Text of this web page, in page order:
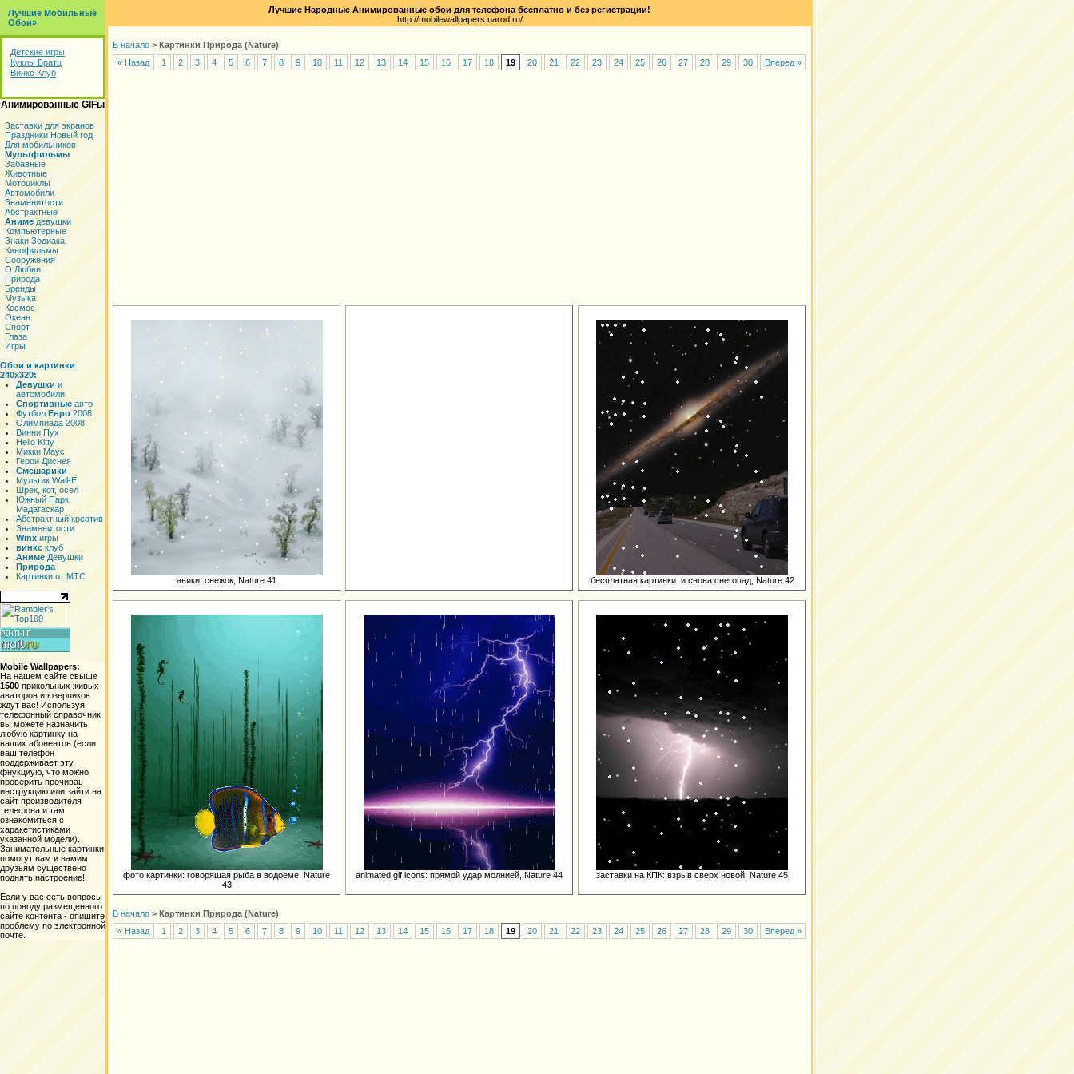
Лучшие Мобильные
Обои»
Детские игры
Куклы Братц
Винкс Клуб
Анимированные GIFы
Заставки для экранов
Праздники Новый год
Для мобильников
Мультфильмы
Забавные
Животные
Мотоциклы
Автомобили
Знаменитости
Абстрактные
Аниме девушки
Компьютерные
Знаки Зодиака
Кинофильмы
Сооружения
О Любви
Природа
Бренды
Музыка
Космос
Океан
Спорт
Глаза
Игры
Обои и картинки
240x320:
Девушки и
автомобили
Спортивные авто
Футбол Евро 2008
Олимпиада 2008
Винни Пух
Hello Kitty
Микки Маус
Герои Диснея
Смешарики
Мультик Wall-E
Шрек, кот, осел
Южный Парк,
Мадагаскар
Абстрактный креатив
Знаменитости
Winx игры
винкс клуб
Аниме Девушки
Природа
Картинки от МТС
Mobile Wallpapers:
На нашем сайте свыше
1500 прикольных живых
аваторов и юзерпиков
ждут вас! Используя
телефонный справочник
вы можете назначить
любую картинку на
ваших абонентов (если
ваш телефон
поддерживает эту
фнукциую, что можно
проверить прочиваь
инструкцию или зайти на
сайт производителя
телефона и там
ознакомиться с
харакетистиками
указанной модели).
Занимательные картинки
помогут вам и вамим
друзьям существено
поднять настроение!
Если у вас есть вопросы
по поводу размещенного
сайте контента - опишите
проблему по электронной
почте.
Лучшие Народные Анимированные обои для телефона бесплатно и без регистрации!
http://mobilewallpapers.narod.ru/
В начало > Картинки Природа (Nature)
« Назад
1 2 3 4 5 6 7 8 9 10 11 12 13 14 15 16 17 18 19 20 21 22 23 24 25 26 27 28 29 30 Вперед »
авики: снежок, Nature 41 бесплатная картинки: и снова снегопад, Nature 42
фото картинки: говорящая рыба в водоеме, Nature
43
animated gif icons: прямой удар молнией, Nature 44 заставки на КПК: взрыв сверх новой, Nature 45
В начало > Картинки Природа (Nature)
« Назад
1 2 3 4 5 6 7 8 9 10 11 12 13 14 15 16 17 18 19 20 21 22 23 24 25 26 27 28 29 30 Вперед »